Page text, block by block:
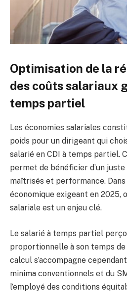
Optimisation de la
des coûts salariaux
temps partiel
Les économies salariales
poids pour un dirigeant qui
salarié en CDI à temps partiel.
permet de bénéficier d’un
maîtrisés et performance.
économique exigeant en 2025,
salariale est un enjeu clé.
Le salarié à temps partiel
proportionnelle à son temps de
calcul s’accompagne
minima conventionnels et du
l’employé des conditions